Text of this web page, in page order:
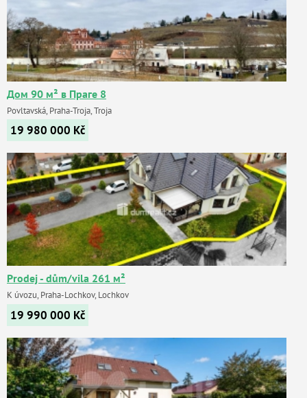
Дом 90 м² в Праге 8
Povltavská, Praha-Troja, Troja
19 980 000 Kč
Prodej - dům/vila 261 м²
K úvozu, Praha-Lochkov, Lochkov
19 990 000 Kč